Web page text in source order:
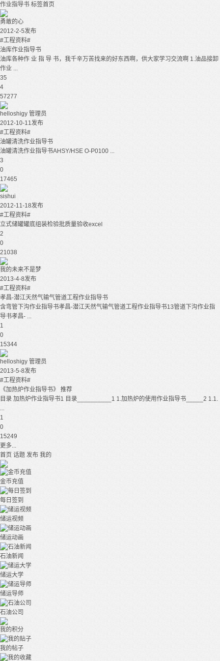
作业指导书 标签首页
勇敢的心
2012-2-5发布
#工程资料#
油库作业指导书
油库各种作 业 指 导 书，我千辛万苦找来的好东西啊，供大家学习交流啊 1.油品接卸
作业 ...
35
4
57277
helloshigy 管理员
2012-10-11发布
#工程资料#
油罐清洗作业指导书
油罐清洗作业指导书AHSY/HSE O-P0100 ...
3
0
17465
sishui
2012-11-18发布
#工程资料#
立式储罐罐底组装检验批质量验收excel
2
0
21038
我的未来不是梦
2013-4-8发布
#工程资料#
孝昌-潜江天然气输气管道工程作业指导书
含弯管下沟作业指导书孝昌-潜江天然气输气管道工程作业指导书13管道下沟作业指
导书孝昌- ...
1
0
15344
helloshigy 管理员
2013-5-8发布
#工程资料#
《加热炉作业指导书》 推荐
目录 加热炉作业指导书1 目录__________1 1.加热炉的使用作业指导书_____2 1.1.
...
1
0
15249
更多...
首页 话题 发布 我的
金币充值
每日签到
储运视频
储运动画
石油新闻
储运大学
储运导师
石油公司
我的积分
我的帖子